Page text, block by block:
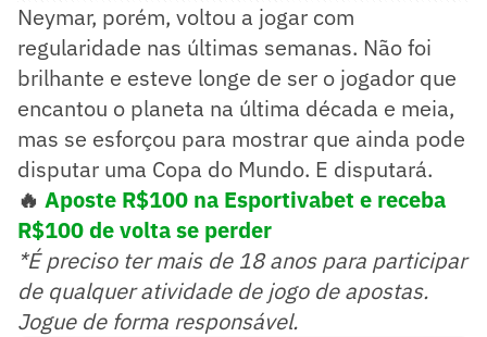
Neymar, porém, voltou a jogar com
regularidade nas últimas semanas. Não foi
brilhante e esteve longe de ser o jogador que
encantou o planeta na última década e meia,
mas se esforçou para mostrar que ainda pode
disputar uma Copa do Mundo. E disputará.
🔥 Aposte R$100 na Esportivabet e receba
R$100 de volta se perder
*É preciso ter mais de 18 anos para participar
de qualquer atividade de jogo de apostas.
Jogue de forma responsável.